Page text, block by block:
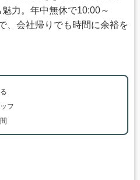
力。年中無休で10:00～
、会社帰りでも時間に余裕を
フ